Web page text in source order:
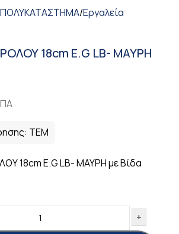
ΠΟΛΥΚΑΤΑΣΤΗΜΑ/Εργαλεία
18cm E.G LB- ΜΑΥΡΗ
ΤΕΜ
18cm E.G LB- ΜΑΥΡΗ με Βίδα
+